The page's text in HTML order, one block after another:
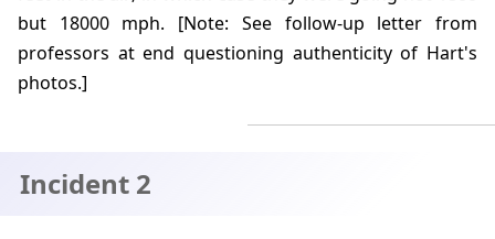
but 18000 mph. [Note: See follow-up letter from
professors at end questioning authenticity of Hart's
photos.]
Incident 2